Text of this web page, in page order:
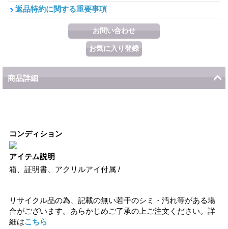
返品特約に関する重要事項
商品詳細
コンディション
アイテム説明
箱、証明書、アクリルアイ付属 /
リサイクル品の為、記載の無い若干のシミ・汚れ等がある場
合がございます。あらかじめご了承の上ご注文ください。詳
細はこちら